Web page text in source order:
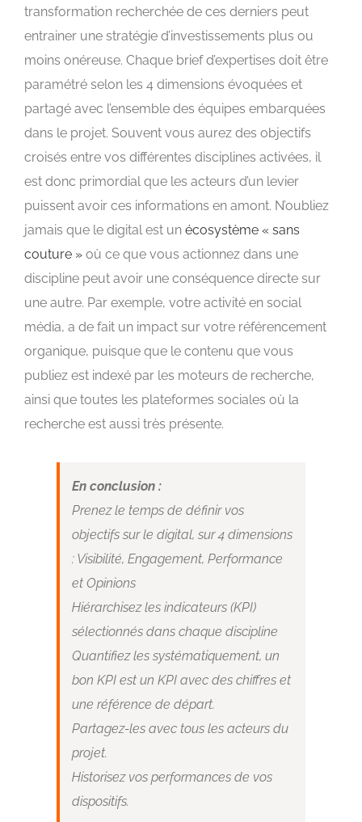
transformation recherchée de ces derniers peut
entrainer une stratégie d’investissements plus ou
moins onéreuse. Chaque brief d’expertises doit être
paramétré selon les 4 dimensions évoquées et
partagé avec l’ensemble des équipes embarquées
dans le projet. Souvent vous aurez des objectifs
croisés entre vos différentes disciplines activées, il
est donc primordial que les acteurs d’un levier
puissent avoir ces informations en amont. N’oubliez
jamais que le digital est un écosystème « sans
couture » où ce que vous actionnez dans une
discipline peut avoir une conséquence directe sur
une autre. Par exemple, votre activité en social
média, a de fait un impact sur votre référencement
organique, puisque que le contenu que vous
publiez est indexé par les moteurs de recherche,
ainsi que toutes les plateformes sociales où la
recherche est aussi très présente.
En conclusion :
Prenez le temps de définir vos
objectifs sur le digital, sur 4 dimensions
: Visibilité, Engagement, Performance
et Opinions
Hiérarchisez les indicateurs (KPI)
sélectionnés dans chaque discipline
Quantifiez les systématiquement, un
bon KPI est un KPI avec des chiffres et
une référence de départ.
Partagez-les avec tous les acteurs du
projet.
Historisez vos performances de vos
dispositifs.